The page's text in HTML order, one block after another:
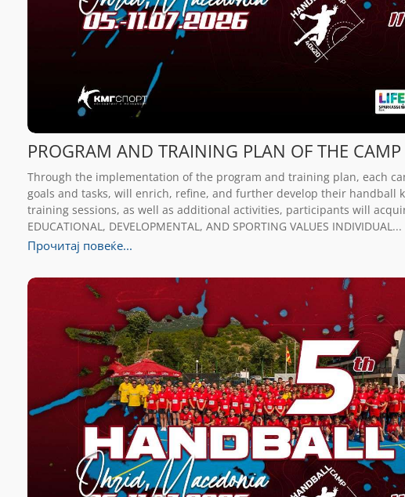
PROGRAM AND TRAINING PLAN OF THE CAMP
Through the implementation of the program and training plan, each
goals and tasks, will enrich, refine, and further develop their handball
training sessions, as well as additional activities, participants will
EDUCATIONAL, DEVELOPMENTAL, AND SPORTING VALUES INDIVIDUAL...
Прочитај повеќе...